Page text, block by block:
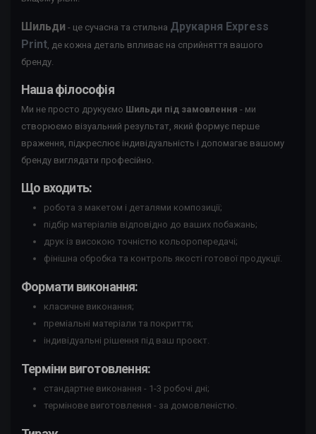
Шильди - це сучасна та стильна Друкарня Express
Print, де кожна деталь впливає на сприйняття вашого
бренду.
Наша філософія
Ми не просто друкуємо Шильди під замовлення - ми
створюємо візуальний результат, який формує перше
враження, підкреслює індивідуальність і допомагає вашому
бренду виглядати професійно.
Що входить:
робота з макетом і деталями композиції;
підбір матеріалів відповідно до ваших побажань;
друк із високою точністю кольоропередачі;
фінішна обробка та контроль якості готової продукції.
Формати виконання:
класичне виконання;
преміальні матеріали та покриття;
індивідуальні рішення під ваш проєкт.
Терміни виготовлення:
стандартне виконання - 1-3 робочі дні;
термінове виготовлення - за домовленістю.